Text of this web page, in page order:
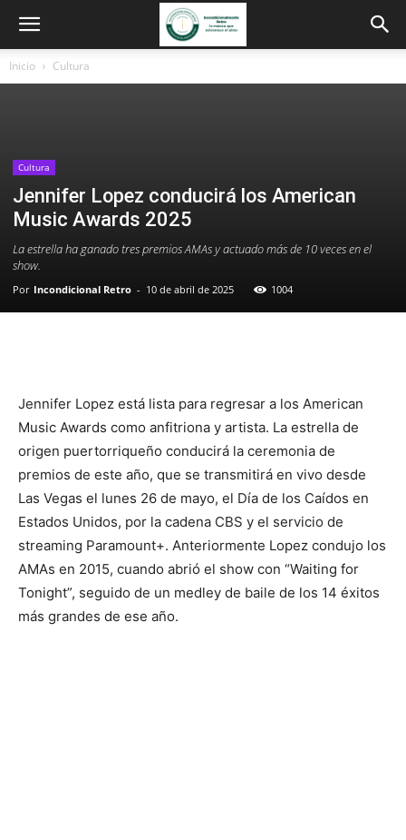
Inicio Cultura
Cultura
Jennifer Lopez conducirá los American
Music Awards 2025
La estrella ha ganado tres premios AMAs y actuado más de 10 veces en el
show.
Por Incondicional Retro - 10 de abril de 2025 1004
Jennifer Lopez está lista para regresar a los American
Music Awards como anfitriona y artista. La estrella de
origen puertorriqueño conducirá la ceremonia de
premios de este año, que se transmitirá en vivo desde
Las Vegas el lunes 26 de mayo, el Día de los Caídos en
Estados Unidos, por la cadena CBS y el servicio de
streaming Paramount+. Anteriormente Lopez condujo los
AMAs en 2015, cuando abrió el show con “Waiting for
Tonight”, seguido de un medley de baile de los 14 éxitos
más grandes de ese año.